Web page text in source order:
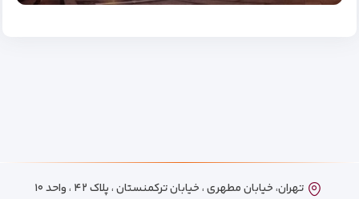
تهران، خیابان مطهری ، خیابان ترکمنستان ، پلاک ۴۲ ، واحد ۱۰